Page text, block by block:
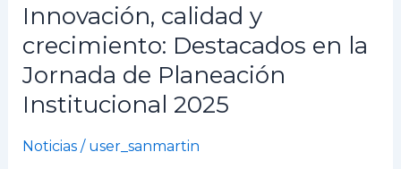
Innovación, calidad y
crecimiento: Destacados en la
Jornada de Planeación
Institucional 2025
Noticias/ user_sanmartin
Innovación,
y
crecimiento:
Destacados
la